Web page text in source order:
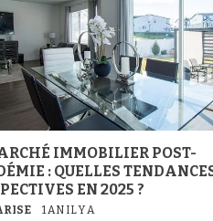
IMMOBILIER POST-
: QUELLES
EN 2025 ?
1 AN IL Y A